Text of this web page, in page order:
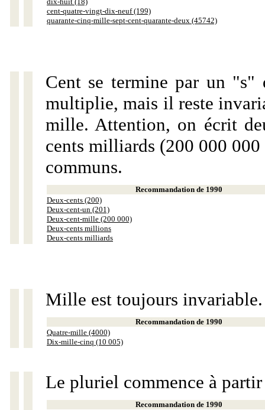
cent-quatre-vingt-dix-neuf (199)
quarante-cinq-mille-sept-cent-quarante-deux (45742)
Cent se termine par un "s"
multiplie, mais il reste
mille. Attention, on écrit
cents milliards (200 000
communs.
Recommandation de 1990
Deux-cents (200)
Deux-cent-un (201)
Deux-cent-mille (200 000)
Deux-cents millions
Deux-cents milliards
Mille est toujours invariable.
Recommandation de 1990
Quatre-mille (4000)
Dix-mille-cinq (10 005)
Le pluriel commence à
Recommandation de 1990